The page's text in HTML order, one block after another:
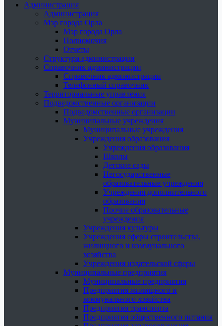
Администрация
Администрация
Мэр города Орла
Мэр города Орла
Полномочия
Отчеты
Структура администрации
Справочник администрации
Справочник администрации
Телефонный справочник
Территориальные управления
Подведомственные организации
Подведомственные организации
Муниципальные учреждения
Муниципальные учреждения
Учреждения образования
Учреждения образования
Школы
Детские сады
Негосударственные
образовательные учреждения
Учреждения дополнительного
образования
Прочие образовательные
учреждения
Учреждения культуры
Учреждения сферы строительства,
жилищного и коммунального
хозяйства
Учреждения издательской сферы
Муниципальные предприятия
Муниципальные предприятия
Предприятия жилищного и
коммунального хозяйства
Предприятия транспорта
Предприятия общественного питания